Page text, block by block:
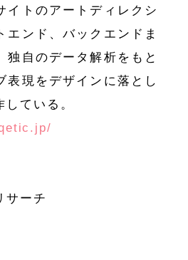
イトのアートディレクシ
エンド、バックエンドま
独自のデータ解析をもと
表現をデザインに落とし
ている。
サーチ